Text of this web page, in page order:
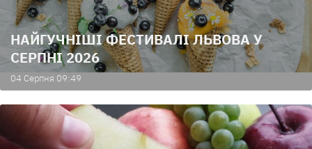
НАЙГУЧНІШІ ФЕСТИВАЛІ ЛЬВОВА У
СЕРПНІ 2026
04 Серпня 09:49